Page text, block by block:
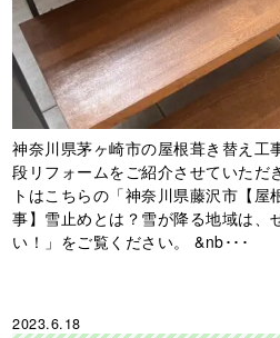
神奈川県茅ヶ崎市の屋根葺き替え工
段リフォームをご紹介させていた
トはこちらの「神奈川県藤沢市【屋
事】雪止めとは？雪が降る地域は、
い！」をご覧ください。 &nb･･･
2023.6.18